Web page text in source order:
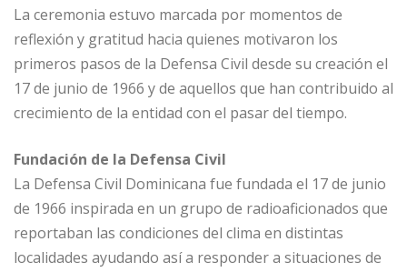
La ceremonia estuvo marcada por momentos de
reflexión y gratitud hacia quienes motivaron los
primeros pasos de la Defensa Civil desde su creación el
17 de junio de 1966 y de aquellos que han contribuido al
crecimiento de la entidad con el pasar del tiempo.
Fundación de la Defensa Civil
La Defensa Civil Dominicana fue fundada el 17 de junio
de 1966 inspirada en un grupo de radioaficionados que
reportaban las condiciones del clima en distintas
localidades ayudando así a responder a situaciones de